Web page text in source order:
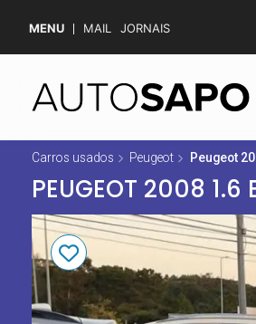
MENU MAIL JORNAIS
Carros usados Peugeot Peugeot
PEUGEOT 2008 1.6